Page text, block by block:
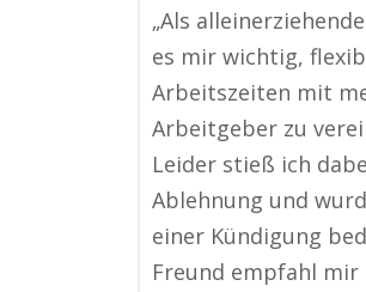
„Als
es mir wichtig,
Arbeitszeiten mit
Arbeitgeber zu
Leider stieß ich
Ablehnung und
einer Kündigung
Freund empfahl mir